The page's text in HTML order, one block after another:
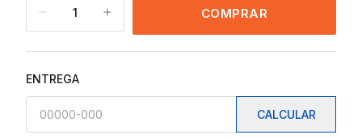
1 COMPRAR
ENTREGA
CALCULAR